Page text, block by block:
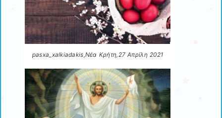
pasxa_xalkiadakis,Νέα Κρήτη,27 Απρίλη 2021